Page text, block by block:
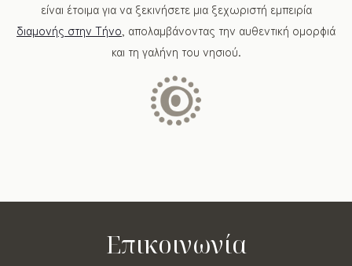
είναι έτοιμα για να ξεκινήσετε μια ξεχωριστή εμπειρία
διαμονής στην Τήνο , απολαμβάνοντας την αυθεντική ομορφιά
και τη γαλήνη του νησιού.
Επικοινωνία